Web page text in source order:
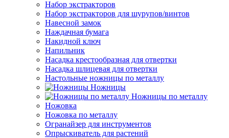
Набор экстракторов
Набор экстракторов для шурупов/винтов
Навесной замок
Наждачная бумага
Накидной ключ
Напильник
Насадка крестообразная для отвертки
Насадка шлицевая для отвертки
Настольные ножницы по металлу
Ножницы
Ножницы по металлу
Ножовка
Ножовка по металлу
Огранайзер для инструментов
Опрыскиватель для растений